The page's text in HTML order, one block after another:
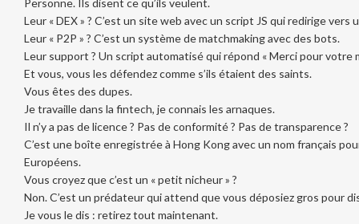
Leur « DEX » ? C’est un site web avec un script JS qui redirige vers
Leur « P2P » ? C’est un système de matchmaking avec des bots.
Leur support ? Un script automatisé qui répond « Merci pour votre
Et vous, vous les défendez comme s’ils étaient des saints.
Vous êtes des dupes.
Je travaille dans la fintech, je connais les arnaques.
Il n’y a pas de licence ? Pas de conformité ? Pas de transparence ?
C’est une boîte enregistrée à Hong Kong avec un nom français
Européens.
Vous croyez que c’est un « petit nicheur » ?
Non. C’est un prédateur qui attend que vous déposiez gros pour
Je vous le dis : retirez tout maintenant.